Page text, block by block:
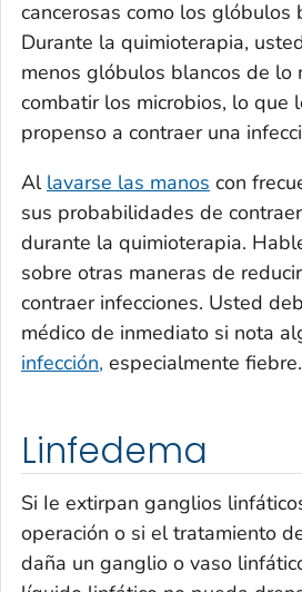
cancerosas como los glóbulos
Durante la quimioterapia,
menos glóbulos blancos de lo
combatir los microbios, lo que
propenso a contraer una
Al lavarse las manos con
sus probabilidades de
durante la quimioterapia.
sobre otras maneras de
contraer infecciones. Usted
médico de inmediato si nota
infección, especialmente fiebre.
Linfedema
Si Ie extirpan ganglios
operación o si el tratamiento
daña un ganglio o vaso